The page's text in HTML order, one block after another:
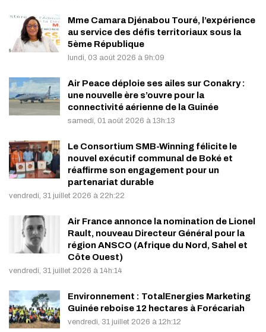
Mme Camara Djénabou Touré, l’expérience
au service des défis territoriaux sous la
5ème République
lundi, 03 août 2026 à 9h:09
Air Peace déploie ses ailes sur Conakry :
une nouvelle ère s’ouvre pour la
connectivité aérienne de la Guinée
samedi, 01 août 2026 à 13h:13
Le Consortium SMB-Winning félicite le
nouvel exécutif communal de Boké et
réaffirme son engagement pour un
partenariat durable
vendredi, 31 juillet 2026 à 22h:22
Air France annonce la nomination de Lionel
Rault, nouveau Directeur Général pour la
région ANSCO (Afrique du Nord, Sahel et
Côte Ouest)
vendredi, 31 juillet 2026 à 14h:14
Environnement : TotalEnergies Marketing
Guinée reboise 12 hectares à Forécariah
vendredi, 31 juillet 2026 à 12h:12